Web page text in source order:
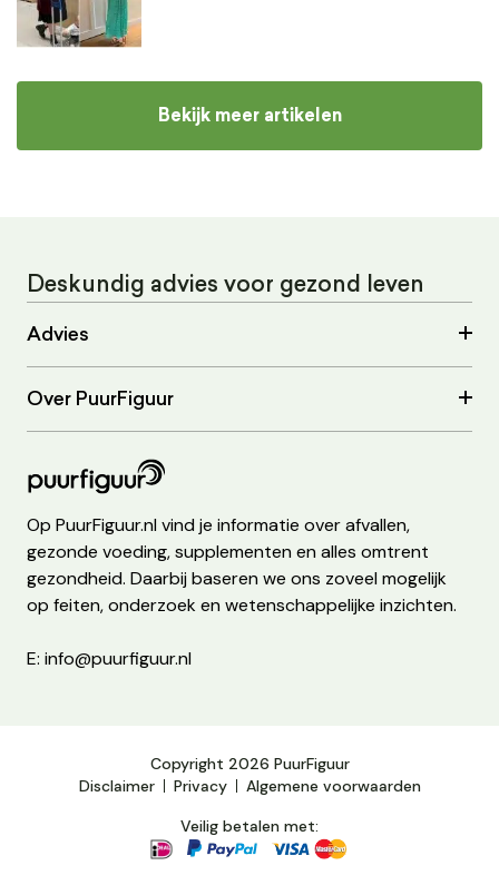
Bekijk meer artikelen
Deskundig advies voor gezond leven
Advies
Over PuurFiguur
Op PuurFiguur.nl vind je informatie over afvallen,
gezonde voeding, supplementen en alles omtrent
gezondheid. Daarbij baseren we ons zoveel mogelijk
op feiten, onderzoek en wetenschappelijke inzichten.
E: info@puurfiguur.nl
Copyright 2026 PuurFiguur
Disclaimer
Privacy
Algemene voorwaarden
Veilig betalen met: